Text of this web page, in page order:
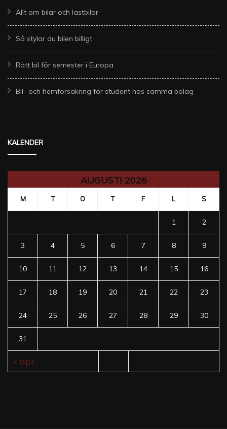
Allt om bilar och lastbilar
Så stylar du bilen billigt
Rätt bil för semester i Europa
Bil- och hemförsäkring för student hos samma bolag
KALENDER
AUGUSTI 2026
M T O T F L S
1 2
3 4 5 6 7 8 9
10 11 12 13 14 15 16
17 18 19 20 21 22 23
24 25 26 27 28 29 30
31
« apr